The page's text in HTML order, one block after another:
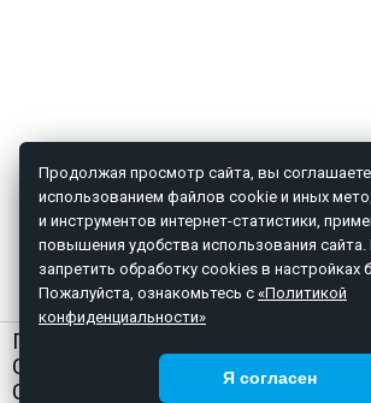
ГЛАВНАЯ
О НАС
СТАТЬИ
Продолжая просмотр сайта, вы
использованием файлов cookie и иных
и инструментов интернет-статистики,
повышения удобства использования
запретить обработку cookies в настройках
Пожалуйста, ознакомьтесь с «Политикой
конфиденциальности»
Я согласен